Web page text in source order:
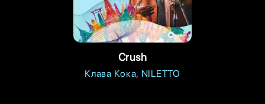
Crush
Клава Кока NILETTO